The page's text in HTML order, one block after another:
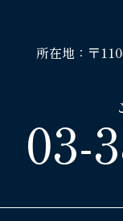
所在地：〒
03-